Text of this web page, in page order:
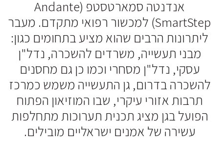
אנדנטה סמארטסטפ (Andante
SmartStep) למכשור רפואי מתקדם. מעבר
ליתרונות הרבים שהוא מציע בתחומים כגון:
מבני תעשייה, משרדים להשכרה, נדל"ן
עסקי, נדל"ן מסחרי וכמו כן גם מחסנים
להשכרה בדרום, גן התעשייה משמש כמרכז
תרבות אזורי עיקרי, שבו המוזיאון הפתוח
הפועל בגן מציג תכנית תערוכות מתחלפות
עשירה של אמנים ישראליים מובילים.